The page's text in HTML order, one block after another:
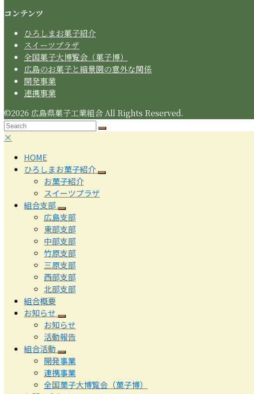
コンテンツ
ひろしまお菓子紹介
スイーツプラザ
全国菓子大博覧会（菓子博）
広島のお菓子と縮景園の意外な関係
開発事業
連携事業
©2026 広島県菓子工業組合 All Rights Reserved.
Search
Submit
Back
Top
×
イ
ル
ュ
HOME
ひろしまお菓子紹介
お菓子紹介
スイーツプラザ
組合支部
広島支部
東部支部
中部支部
竹原支部
三原支部
西部支部
北部支部
組合概要
お知らせ
お知らせ
活動報告
組合活動
開発事業
連携事業
全国菓子大博覧会（菓子博）